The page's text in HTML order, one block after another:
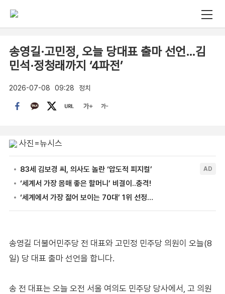
송영길·고민정, 오늘 당대표 출마 선언…김
민석·정청래까지 ‘4파전’
2026-07-08 09:28 정치
사진=뉴시스
송영길 더불어민주당 전 대표와 고민정 민주당 의원이 오늘(8
일) 당 대표 출마 선언을 합니다.
송 전 대표는 오늘 오전 서울 여의도 민주당 당사에서, 고 의원